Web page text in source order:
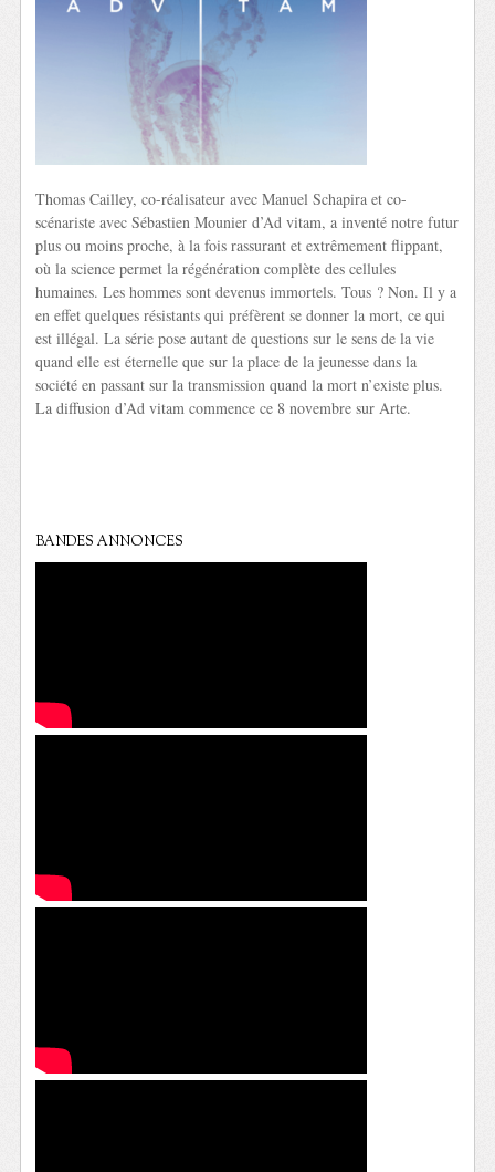
Thomas Cailley, co-réalisateur avec Manuel Schapira et co-
scénariste avec Sébastien Mounier d’Ad vitam, a inventé notre futur
plus ou moins proche, à la fois rassurant et extrêmement flippant,
où la science permet la régénération complète des cellules
humaines. Les hommes sont devenus immortels. Tous ? Non. Il y a
en effet quelques résistants qui préfèrent se donner la mort, ce qui
est illégal. La série pose autant de questions sur le sens de la vie
quand elle est éternelle que sur la place de la jeunesse dans la
société en passant sur la transmission quand la mort n’existe plus.
La diffusion d’Ad vitam commence ce 8 novembre sur Arte.
BANDES ANNONCES